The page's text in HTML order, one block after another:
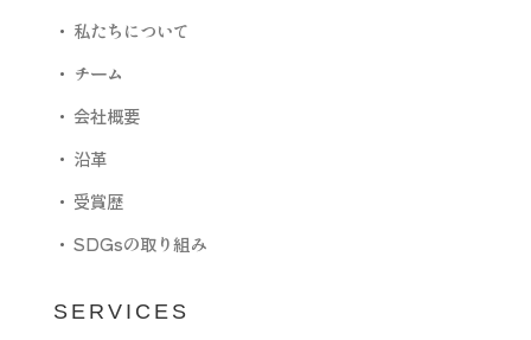
・ 私たちについて
・ チーム
・ 会社概要
・ 沿革
・ 受賞歴
・ SDGsの取り組み
SERVICES